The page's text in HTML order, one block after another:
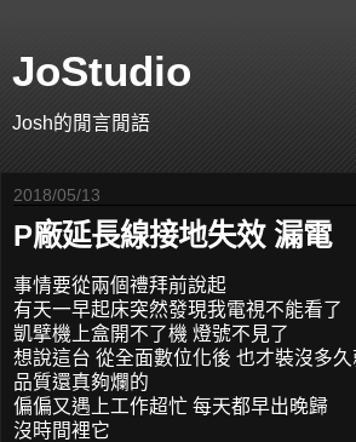
JoStudio
Josh的閒言閒語
2018/05/13
P廠延長線接地失效 漏電
事情要從兩個禮拜前說起
有天一早起床突然發現我電視不能看了
凱擘機上盒開不了機 燈號不見了
想說這台 從全面數位化後 也才裝沒多久
品質還真夠爛的
偏偏又遇上工作超忙 每天都早出晚歸
沒時間裡它